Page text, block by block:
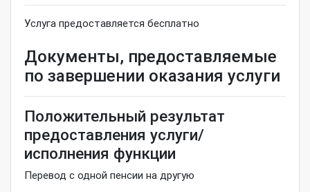
Услуга предоставляется бесплатно
Документы, предоставляемые
по завершении оказания услуги
Положительный результат
предоставления услуги/
исполнения функции
Перевод с одной пенсии на другую